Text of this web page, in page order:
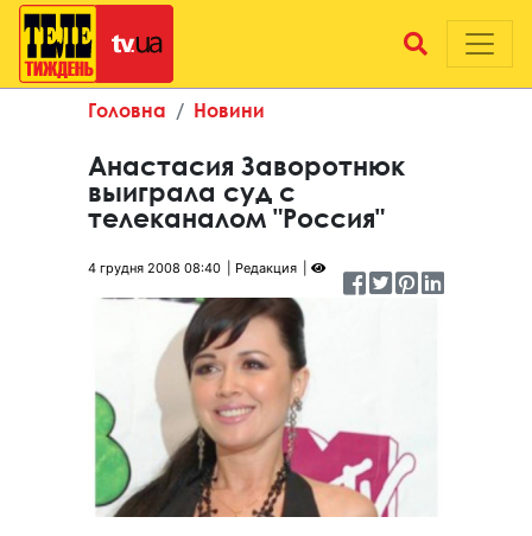
Головна Новини
Анастасия Заворотнюк
выиграла суд с
телеканалом "Россия"
4 грудня 2008 08:40 Редакция